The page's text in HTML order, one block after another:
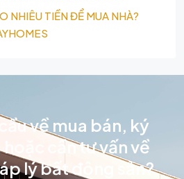
NHIÊU TIỀN ĐỂ MUA NHÀ?
về mua bán, ký
cần tư vấn về
lý bất động sản?